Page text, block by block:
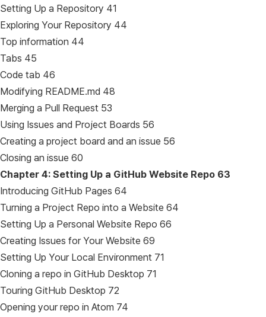
Setting Up a Repository 41
Exploring Your Repository 44
Top information 44
Tabs 45
Code tab 46
Modifying README.md 48
Merging a Pull Request 53
Using Issues and Project Boards 56
Creating a project board and an issue 56
Closing an issue 60
Chapter 4: Setting Up a GitHub Website Repo 63
Introducing GitHub Pages 64
Turning a Project Repo into a Website 64
Setting Up a Personal Website Repo 66
Creating Issues for Your Website 69
Setting Up Your Local Environment 71
Cloning a repo in GitHub Desktop 71
Touring GitHub Desktop 72
Opening your repo in Atom 74